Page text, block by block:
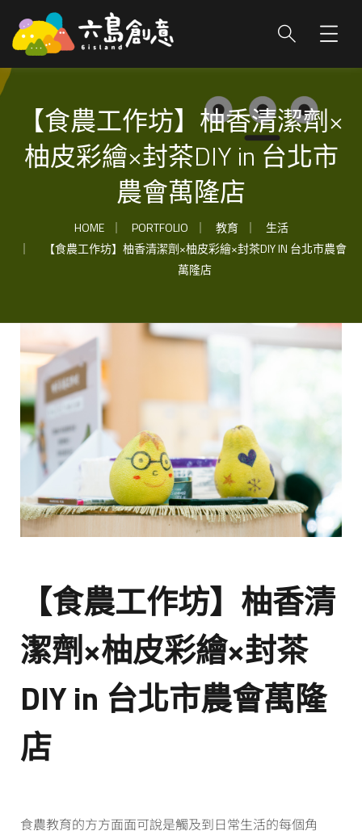
【食農工作坊】柚香清潔劑×
柚皮彩繪×封茶DIY in 台北市
農會萬隆店​
HOME PORTFOLIO 教育
生活
【食農工作坊】柚香清潔劑×柚皮彩繪×封茶DIY IN 台北市農會
萬隆店​
【食農工作坊】柚香清
潔劑×柚皮彩繪×封茶
DIY in 台北市農會萬隆
店
食農教育的方方面面可說是觸及到日常生活的每個角